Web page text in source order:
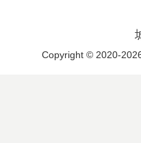
Copyright © 2020-